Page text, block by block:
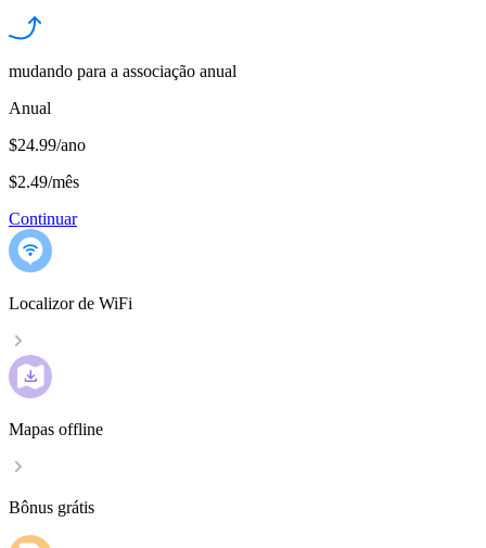
mudando para a associação anual
Anual
$24.99/ano
$2.49/mês
Continuar
Localizor de WiFi
Mapas offline
Bônus grátis